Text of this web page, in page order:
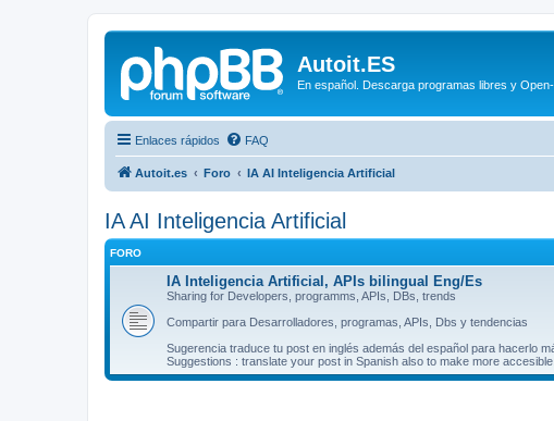
Autoit.ES
En español. Descarga programas libres y
Enlaces rápidos FAQ
Autoit.es Foro IA AI Inteligencia Artificial
IA AI Inteligencia Artificial
FORO
IA Inteligencia Artificial, APIs bilingual Eng/Es
Sharing for Developers, programms, APIs, DBs, trends
Compartir para Desarrolladores, programas, APIs, Dbs y tendencias
Sugerencia traduce tu post en inglés además del español para hacerlo
Suggestions : translate your post in Spanish also to make more